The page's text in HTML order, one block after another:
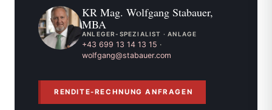
KR Mag. Wolfgang Stabauer,
MBA
ANLEGER-SPEZIALIST · ANLAGE
+43 699 13 14 13 15 ·
wolfgang@stabauer.com
RENDITE-RECHNUNG ANFRAGEN